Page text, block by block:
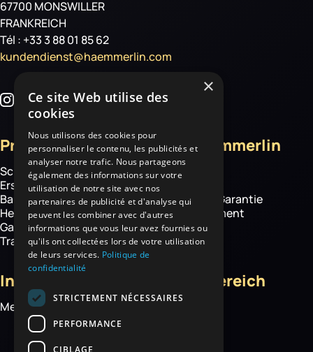
67700 MONSWILLER
FRANKREICH
Tél : +33 3 88 01 85 62
kundendienst@haemmerlin.com
Produkte
Schubkarren
Ersatzteile
Baustelle
Hebetechnik
Garten- und
Transportgeräte
Über Haemmerlin
Über uns
Know how
Haemmerlin-Garantie
CSR-Engagement
News
Informationen
Mediathek
Kundenbereich
×
Ce site Web utilise des
cookies
Nous utilisons des cookies pour
personnaliser le contenu, les publicités et
analyser notre trafic. Nous partageons
également des informations sur votre
utilisation de notre site avec nos
partenaires de publicité et d'analyse qui
peuvent les combiner avec d'autres
informations que vous leur avez fournies ou
qu'ils ont collectées lors de votre utilisation
de leurs services. Politique de
confidentialité
STRICTEMENT NÉCESSAIRES
PERFORMANCE
CIBLAGE